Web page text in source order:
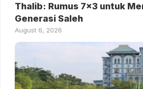
Thalib: Rumus 7×3 untuk
Generasi Saleh
August 6, 2026